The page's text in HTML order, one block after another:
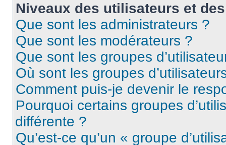
Niveaux des utilisateurs et
Que sont les administrateurs ?
Que sont les modérateurs ?
Que sont les groupes
Où sont les groupes
Comment puis-je devenir le
Pourquoi certains groupes
différente ?
Qu’est-ce qu’un « groupe